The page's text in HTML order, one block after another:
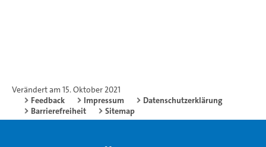
Verändert am 15. Oktober 2021
Feedback
Impressum
Datenschutzerklärung
Barrierefreiheit
Sitemap